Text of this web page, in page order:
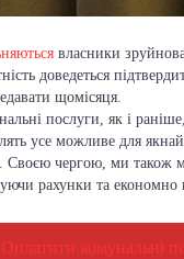
власники
доведеться
щомісяця.
послуги, як і
усе можливе для
Своєю чергою, ми також
рахунки та економно
Оплатити комунальні